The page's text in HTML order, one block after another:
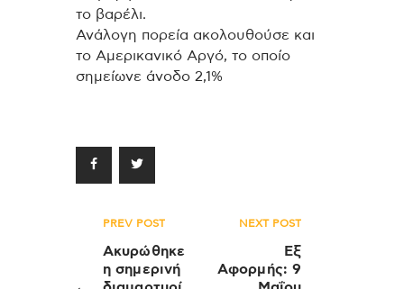
το βαρέλι.
Ανάλογη πορεία ακολουθούσε και
το Αμερικανικό Αργό, το οποίο
σημείωνε άνοδο 2,1%
Πλοήγηση
άρθρων
PREV POST
Ακυρώθηκε
η σημερινή
NEXT POST
Εξ
Αφορμής: 9